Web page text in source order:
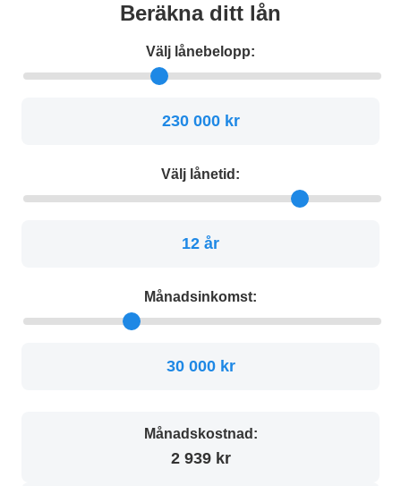
Beräkna ditt lån
Välj lånebelopp:
230 000 kr
Välj lånetid:
12 år
Månadsinkomst:
30 000 kr
Månadskostnad:
2 939 kr